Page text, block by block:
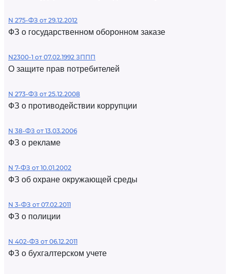
N 275-ФЗ от 29.12.2012
ФЗ о государственном оборонном заказе
N2300-1 от 07.02.1992 ЗППП
О защите прав потребителей
N 273-ФЗ от 25.12.2008
ФЗ о противодействии коррупции
N 38-ФЗ от 13.03.2006
ФЗ о рекламе
N 7-ФЗ от 10.01.2002
ФЗ об охране окружающей среды
N 3-ФЗ от 07.02.2011
ФЗ о полиции
N 402-ФЗ от 06.12.2011
ФЗ о бухгалтерском учете